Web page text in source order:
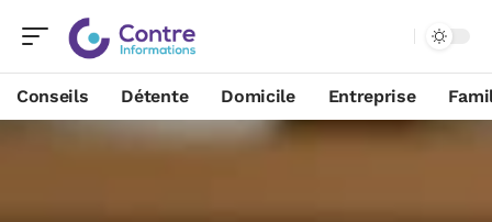
Conseils Détente Domicile Entreprise